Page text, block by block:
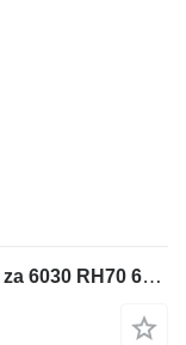
Caterpillar 4025114 košuljica cilindra za 6030 RH70 6040FS bagera